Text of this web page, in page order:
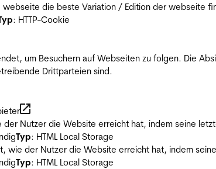
die beste Variation / Edition der webseite
: HTTP-Cookie
um Besuchern auf Webseiten zu folgen. Die
Drittparteien sind.
der Nutzer die Website erreicht hat, indem seine
Typ: HTML Local Storage
wie der Nutzer die Website erreicht hat, indem
Typ: HTML Local Storage